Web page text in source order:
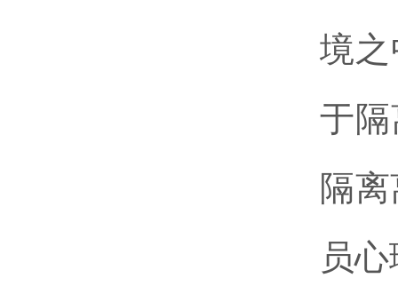
境
于
隔
员